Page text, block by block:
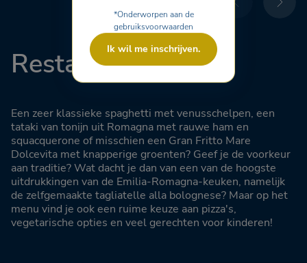
Restaurantmenu
Een zeer klassieke spaghetti met venusschelpen, een
tataki van tonijn uit Romagna met rauwe ham en
squacquerone of misschien een Gran Fritto Mare
Dolcevita met knapperige groenten? Geef je de voorkeur
aan traditie? Wat dacht je dan van een van de hoogste
uitdrukkingen van de Emilia-Romagna-keuken, namelijk
de zelfgemaakte tagliatelle alla bolognese? Maar op het
menu vind je ook een ruime keuze aan pizza's,
vegetarische opties en veel gerechten voor kinderen!
*Onderworpen aan de
gebruiksvoorwaarden
Ik wil me inschrijven.